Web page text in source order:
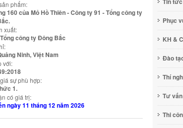
phẩm:
160 của Mỏ Hồ Thiên - Công ty 91 - Tổng công ty
xuất:
công ty Đông Bắc
Ninh, Việt Nam
với:
sự phù hợp:
1.
có giá trị:
ngày 11 tháng 12 năm 2026
Phục
KH &
Đào
Thí
Tư vấn
Thi